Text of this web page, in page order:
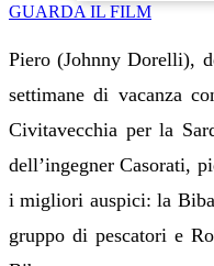
GUARDA IL FILM
Piero (Johnny Dorelli),
settimane di vacanza
Civitavecchia per la
dell’ingegner Casorati,
i migliori auspici: la
gruppo di pescatori e